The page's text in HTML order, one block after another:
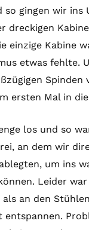
so gingen wir ins
dreckigen
einzige Kabine
etwas fehlte.
Spinden
ersten Mal in
los und so
an dem wir
um ins
Leider
an den